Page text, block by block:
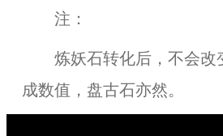
注：
炼妖石转化后，不会改
成数值，盘古石亦然。